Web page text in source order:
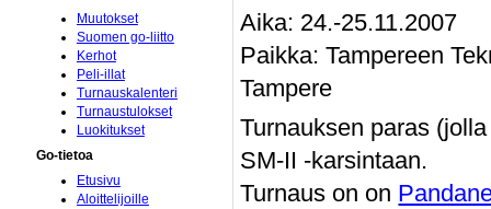
Aika: 24.-25.11.2007
Paikka: Tampereen
Tampere
Turnauksen paras
SM-II -karsintaan.
Turnaus on on
Muutokset
Suomen go-liitto
Kerhot
Peli-illat
Turnauskalenteri
Turnaustulokset
Luokitukset
Go-tietoa
Etusivu
Aloittelijoille